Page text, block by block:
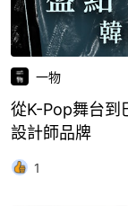
一物
從K-Pop舞台到
設計師品牌
1